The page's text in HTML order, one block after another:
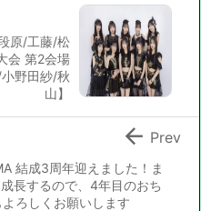
原/工藤/松
会 第2会場
野田紗/秋
山】
結成3周年迎えました！ま
長するので、4年目のおち
ろしくお願いします
 Prev